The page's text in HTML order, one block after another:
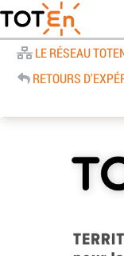
LE RÉSEAU
RETOURS